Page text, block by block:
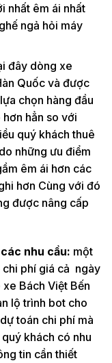
nhất êm ái nhất
ngả hỏi máy
đây dòng xe
Quốc và được
chọn hàng đầu
hẳn so với
quý khách thuê
những ưu điểm
êm ái hơn các
hơn Cùng với đó
được nâng cấp
nhu cầu: một
chi phí giá cả ngày
Bách Việt Bến
lộ trình bot cho
toán chi phí mà
khách có nhu
tin cần thiết